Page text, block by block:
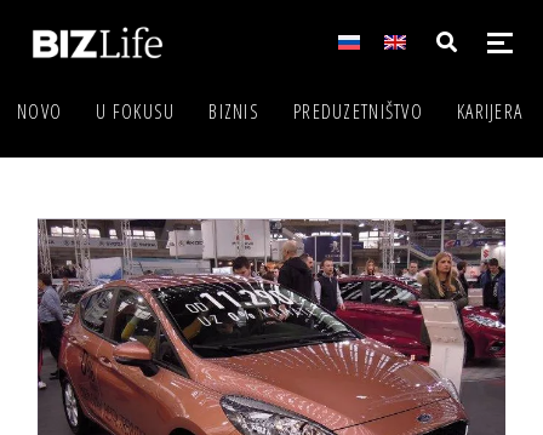
NOVO U FOKUSU BIZNIS PREDUZETNIŠTVO KARIJERA